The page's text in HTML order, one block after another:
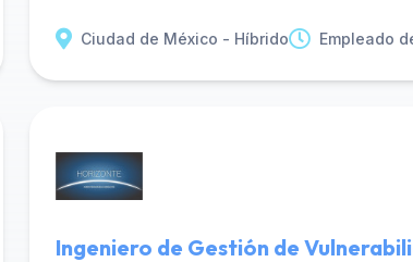
Ciudad de México - Híbrido Empleado
Ingeniero de Gestión de